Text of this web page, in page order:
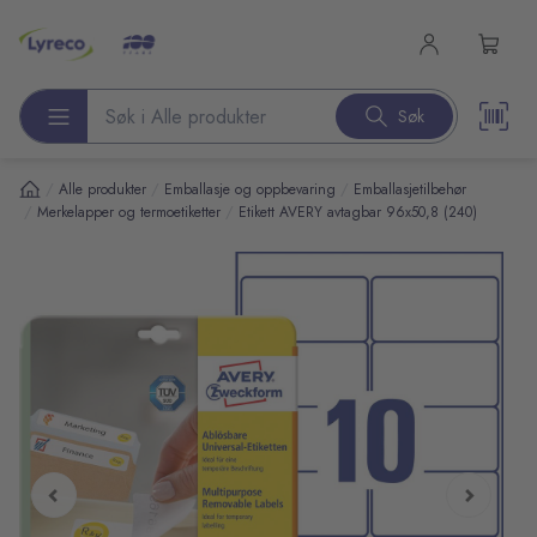
Søk etter produkter Søk
Alle produkter Emballasje og oppbevaring Emballasjetilbehør
Merkelapper og termoetiketter Etikett AVERY avtagbar 96x50,8 (240)